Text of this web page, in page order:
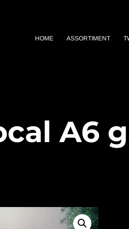
HOME ASSORTIMENT
A6